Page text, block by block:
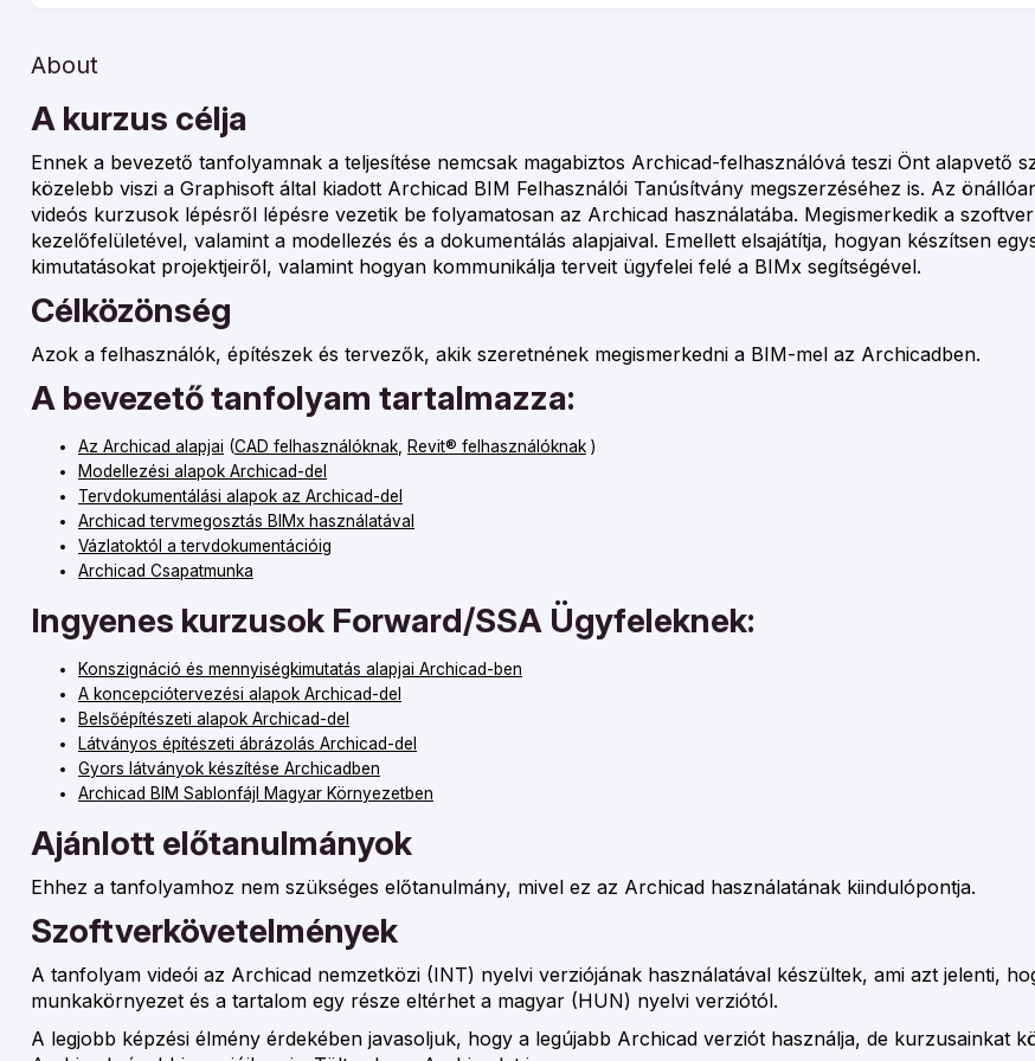
About
A kurzus célja
Ennek a bevezető tanfolyamnak a teljesítése nemcsak magabiztos Archicad-felhasználóvá teszi Önt alapvető
közelebb viszi a Graphisoft által kiadott Archicad BIM Felhasználói Tanúsítvány megszerzéséhez is. Az
videós kurzusok lépésről lépésre vezetik be folyamatosan az Archicad használatába. Megismerkedik a szoftver
kezelőfelületével, valamint a modellezés és a dokumentálás alapjaival. Emellett elsajátítja, hogyan készítsen
kimutatásokat projektjeiről, valamint hogyan kommunikálja terveit ügyfelei felé a BIMx segítségével.
Célközönség
Azok a felhasználók, építészek és tervezők, akik szeretnének megismerkedni a BIM-mel az Archicadben.
A bevezető tanfolyam tartalmazza:
Az Archicad alapjai (CAD felhasználóknak Revit® felhasználóknak )
Modellezési alapok Archicad-del
Tervdokumentálási alapok az Archicad-del
Archicad tervmegosztás BIMx használatával
Vázlatoktól a tervdokumentációig
Archicad Csapatmunka
Ingyenes kurzusok Forward/SSA Ügyfeleknek:
Konszignáció és mennyiségkimutatás alapjai Archicad-ben
A koncepciótervezési alapok Archicad-del
Belsőépítészeti alapok Archicad-del
Látványos építészeti ábrázolás Archicad-del
Gyors látványok készítése Archicadben
Archicad BIM Sablonfájl Magyar Környezetben
Ajánlott előtanulmányok
Ehhez a tanfolyamhoz nem szükséges előtanulmány, mivel ez az Archicad használatának kiindulópontja.
Szoftverkövetelmények
A tanfolyam videói az Archicad nemzetközi (INT) nyelvi verziójának használatával készültek, ami azt jelenti,
munkakörnyezet és a tartalom egy része eltérhet a magyar (HUN) nyelvi verziótól.
A legjobb képzési élmény érdekében javasoljuk, hogy a legújabb Archicad verziót használja, de kurzusainkat